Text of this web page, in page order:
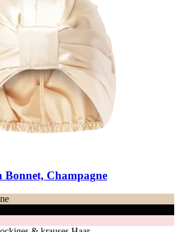
Bonnet, Champagne